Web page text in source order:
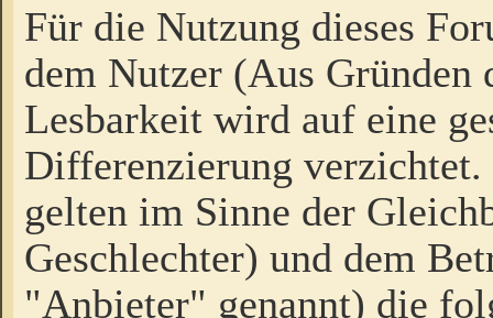
Für die Nutzung dieses
dem Nutzer (Aus Gründen
Lesbarkeit wird auf eine
Differenzierung
gelten im Sinne der
Geschlechter) und dem
"Anbieter" genannt) die